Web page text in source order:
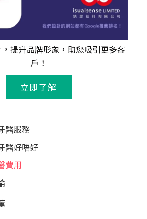
，提升品牌形象，助您吸引更多客
戶！
立即了解
醫服務
醫好唔好
費用